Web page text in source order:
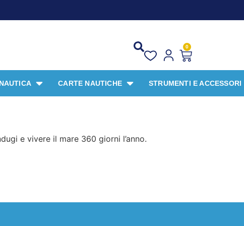
0
CARTE NAUTICHE STRUMENTI E ACCESSORI
e vivere il mare 360 giorni l’anno.